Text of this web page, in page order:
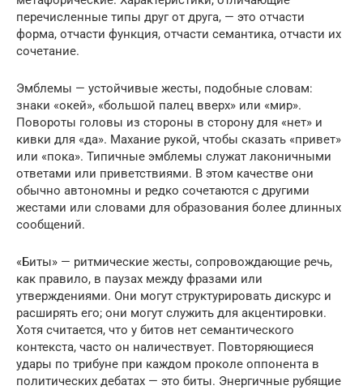
перечисленные типы друг от друга, — это отчасти
форма, отчасти функция, отчасти семантика, отчасти их
сочетание.
Эмблемы — устойчивые жесты, подобные словам:
знаки «окей», «большой палец вверх» или «мир».
Повороты головы из стороны в сторону для «нет» и
кивки для «да». Махание рукой, чтобы сказать «привет»
или «пока». Типичные эмблемы служат лаконичными
ответами или приветствиями. В этом качестве они
обычно автономны и редко сочетаются с другими
жестами или словами для образования более длинных
сообщений.
«Биты» — ритмические жесты, сопровождающие речь,
как правило, в паузах между фразами или
утверждениями. Они могут структурировать дискурс и
расширять его; они могут служить для акцентировки.
Хотя считается, что у битов нет семантического
контекста, часто он наличествует. Повторяющиеся
удары по трибуне при каждом проколе оппонента в
политических дебатах — это биты. Энергичные рубящие